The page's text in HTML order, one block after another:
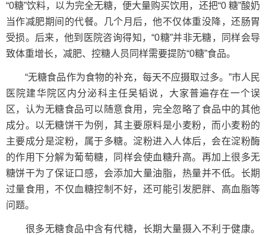
“0糖”饮料，以为完全无糖，便大量购买饮用，还把“0 糖”酸奶
当作减肥期间的代餐。几个月后，他不仅体重没降，还肠胃
受损。后来，他到医院咨询得知，“0糖”并非无糖，同样会导
致体重增长，减肥、控糖人员同样需要提防“0糖”食品。
“无糖食品作为食物的补充，每天不应摄取过多。”市人民
医院建华院区内分泌科主任吴韬说，大家普遍存在一个误
区，认为无糖食品可以随意食用，完全忽略了食品中的其他
成分。以无糖饼干为例，其主要原料是小麦粉，而小麦粉的
主要成分是淀粉，属于多糖。淀粉进入人体后，会在淀粉酶
的作用下分解为葡萄糖，同样会使血糖升高。再加上很多无
糖饼干为了保证口感，会添加大量油脂，热量并不低。长期
过量食用，不仅血糖控制不好，还可能引发肥胖、高血脂等
问题。
很多无糖食品中含有代糖，长期大量摄入不利于健康。